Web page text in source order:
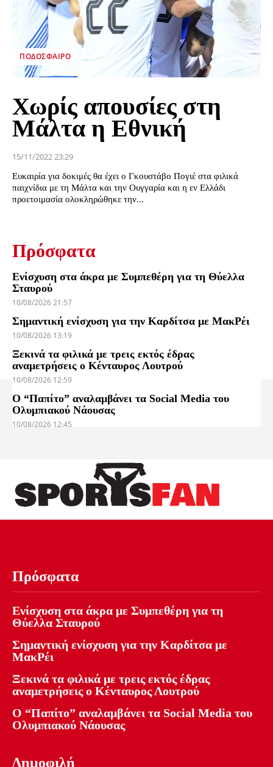
ΠΟΔΌΣΦΑΙΡΟ
Χωρίς απουσίες στη
Μάλτα η Εθνική
15/11/2022 23:29
Ευκαιρία για δοκιμές θα έχει ο Γκουστάβο Πογιέ στα φιλικά
παιχνίδια με τη Μάλτα και την Ουγγαρία και η εν Ελλάδι
προετοιμασία ολοκληρώθηκε την...
Πρόσφατα
Ενίσχυση στα άκρα με Συμπεθέρη για τη Θύελλα
Σταυρού
10/08/2026 21:57
Σημαντική ενίσχυση για την Καρδίτσα με ΜακΡέι
10/08/2026 13:19
Ξεκινά τα φιλικά με τρεις εκτός έδρας
αναμετρήσεις ο Κένταυρος Λουτρού
10/08/2026 12:59
Ο “Παπίτο” αναλαμβάνει τα Social Media του
Ολυμπιακού Νάουσας
10/08/2026 12:45
Πρόσφατα
Ενίσχυση στα άκρα με Συμπεθέρη για τη
Θύελλα Σταυρού
Σημαντική ενίσχυση για την Καρδίτσα με
ΜακΡέι
Ξεκινά τα φιλικά με τρεις εκτός έδρας
αναμετρήσεις ο Κένταυρος Λουτρού
Ο “Παπίτο” αναλαμβάνει τα Social Media του
Ολυμπιακού Νάουσας
Δημοφιλή